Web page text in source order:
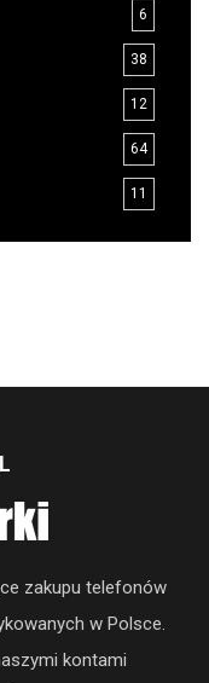
6
38
12
64
11
zakupu telefonów
w Polsce.
kontami